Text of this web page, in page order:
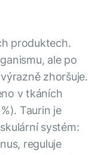
produktech.
ale po
zhoršuje.
v tkáních
Taurin je
systém:
reguluje